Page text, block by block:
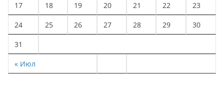
« Июл
17 18 19 20 21 22 23
24 25 26 27 28 29 30
31